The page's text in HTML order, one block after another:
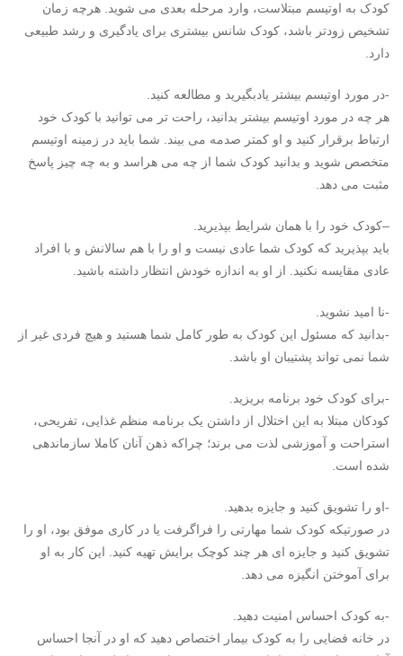
کودک به اوتیسم مبتلاست، وارد مرحله بعدی می شوید. هرچه زمان
تشخیص زودتر باشد، کودک شانس بیشتری برای یادگیری و رشد طبیعی
دارد.
-در مورد اوتیسم بیشتر یادبگیرید و مطالعه کنید.
هر چه در مورد اوتیسم بیشتر بدانید، راحت تر می توانید با کودک خود
ارتباط برقرار کنید و او کمتر صدمه می بیند. شما باید در زمینه اوتیسم
متخصص شوید و بدانید کودک شما از چه می هراسد و به چه چیز پاسخ
مثبت می دهد.
–کودک خود را با همان شرایط بپذیرید.
باید بپذیرید که کودک شما عادی نیست و او را با هم سالانش و با افراد
عادی مقایسه نکنید. از او به اندازه خودش انتظار داشته باشید.
-نا امید نشوید.
-بدانید که مسئول این کودک به طور کامل شما هستید و هیچ فردی غیر از
شما نمی تواند پشتیبان او باشد.
-برای کودک خود برنامه بریزید.
کودکان مبتلا به این اختلال از داشتن یک برنامه منظم غذایی، تفریحی،
استراحت و آموزشی لذت می برند؛ چراکه ذهن آنان کاملا سازماندهی
شده است.
-او را تشویق کنید و جایزه بدهید.
در صورتیکه کودک شما مهارتی را فراگرفت یا در کاری موفق بود، او را
تشویق کنید و جایزه ای هر چند کوچک برایش تهیه کنید. این کار به او
برای آموختن انگیزه می دهد.
-به کودک احساس امنیت دهید.
در خانه فضایی را به کودک بیمار اختصاص دهید که او در آنجا احساس